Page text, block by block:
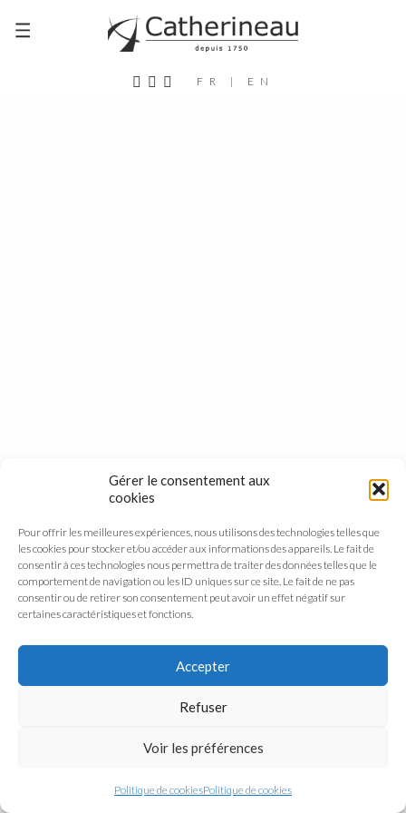
Gérer le consentement aux
cookies
Pour offrir les meilleures expériences, nous utilisons des technologies telles que
les cookies pour stocker et/ou accéder aux informations des appareils. Le fait de
consentir à ces technologies nous permettra de traiter des données telles que le
comportement de navigation ou les ID uniques sur ce site. Le fait de ne pas
consentir ou de retirer son consentement peut avoir un effet négatif sur
certaines caractéristiques et fonctions.
Accepter
Refuser
Voir les préférences
Politique de cookiesPolitique de cookies
FR | EN
airbus-helicopters